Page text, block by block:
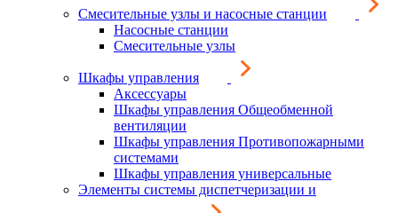
Смесительные узлы и насосные станции
Насосные станции
Смесительные узлы
Шкафы управления
Аксессуары
Шкафы управления Общеобменной
вентиляции
Шкафы управления Противопожарными
системами
Шкафы управления универсальные
Элементы системы диспетчеризации и